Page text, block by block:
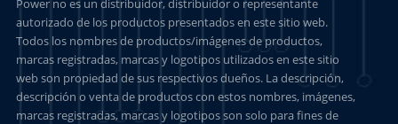
Power no es un distribuidor, distribuidor o representante
autorizado de los productos presentados en este sitio web.
Todos los nombres de productos/imágenes de productos,
marcas registradas, marcas y logotipos utilizados en este sitio
web son propiedad de sus respectivos dueños. La descripción,
descripción o venta de productos con estos nombres, imágenes,
marcas registradas, marcas y logotipos son solo para fines de